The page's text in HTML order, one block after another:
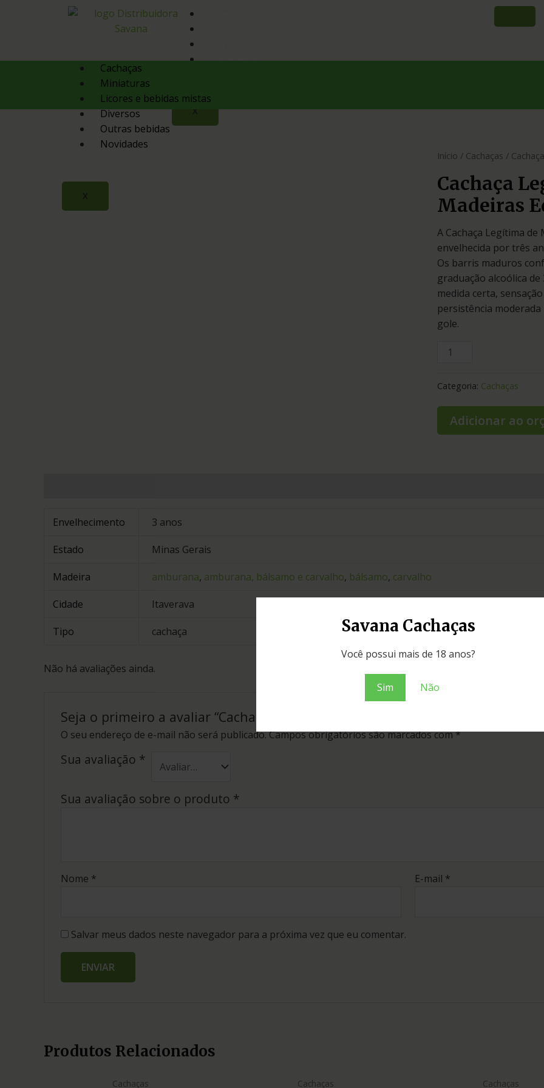
Savana Cachaças
Você possui mais de 18 anos?
Sim Não
Orçamento
X
Cachaças
Miniaturas
Licores e bebidas mistas
Diversos
Outras bebidas
Novidades
X
Início / Cachaças /
Cachaça
Madeiras
A Cachaça Legítima de
envelhecida por três
Os barris maduros
graduação alcoólica
medida certa,
persistência
gole.
Categoria: Cachaças
Adicionar ao
Envelhecimento 3 anos
Estado Minas Gerais
Madeira amburana, amburana, bálsamo e carvalho, bálsamo, carvalho
Cidade Itaverava
Tipo cachaça
Não há avaliações ainda.
Seja o primeiro a avaliar “Cachaça Legítima de Minas 3 Madeiras Ed. Especial
O seu endereço de e-mail não será publicado.Campos obrigatórios são marcados com*
Sua avaliação *
Sua avaliação sobre o produto *
Nome * E-mail *
Salvar meus dados neste navegador para a próxima vez que eu comentar.
Produtos Relacionados
Cachaças Cachaças Cachaças